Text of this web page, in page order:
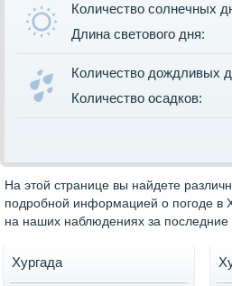
Количество солнечных
Длина светового дня:
Количество дождливых
Количество осадков:
На этой странице вы найдете
подробной информацией о погоде в
на наших наблюдениях за последние
Хургада